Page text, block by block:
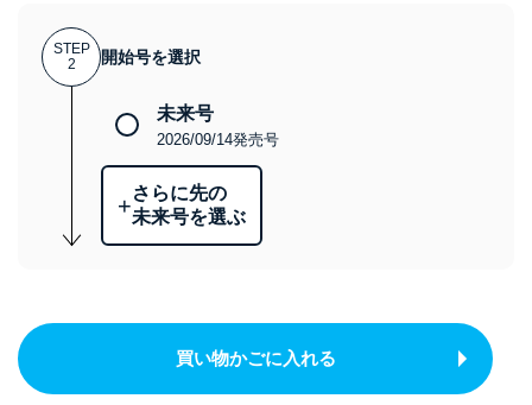
STEP
2
開始号を選択
未来号
2026/09/14発売号
+さらに先の
未来号を選ぶ
買い物かごに入れる